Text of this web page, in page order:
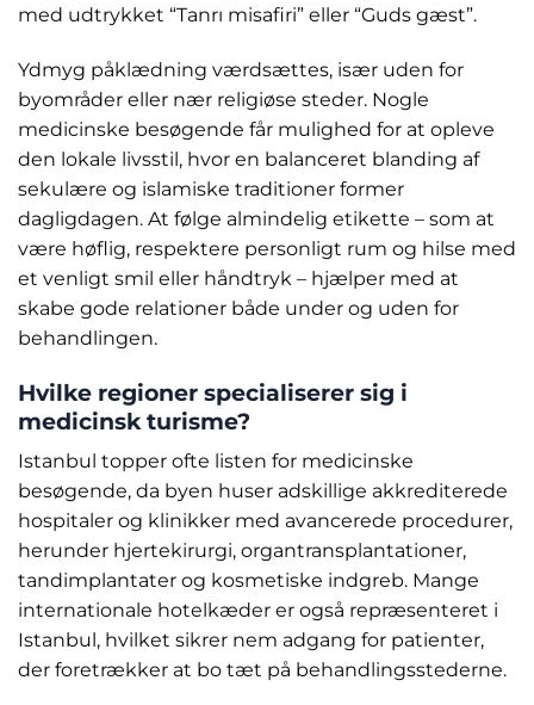
med udtrykket “Tanrı misafiri” eller “Guds gæst”.
Ydmyg påklædning værdsættes, især uden for
byområder eller nær religiøse steder. Nogle
medicinske besøgende får mulighed for at opleve
den lokale livsstil, hvor en balanceret blanding af
sekulære og islamiske traditioner former
dagligdagen. At følge almindelig etikette – som at
være høflig, respektere personligt rum og hilse med
et venligt smil eller håndtryk – hjælper med at
skabe gode relationer både under og uden for
behandlingen.
Hvilke regioner specialiserer sig i
medicinsk turisme?
Istanbul topper ofte listen for medicinske
besøgende, da byen huser adskillige akkrediterede
hospitaler og klinikker med avancerede procedurer,
herunder hjertekirurgi, organtransplantationer,
tandimplantater og kosmetiske indgreb. Mange
internationale hotelkæder er også repræsenteret i
Istanbul, hvilket sikrer nem adgang for patienter,
der foretrækker at bo tæt på behandlingsstederne.